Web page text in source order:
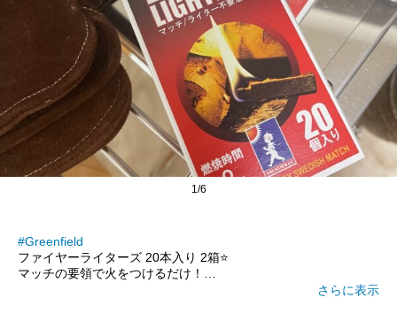
1/6
#Greenfield
ファイヤーライターズ 20本入り 2箱⭐️
マッチの要領で火をつけるだけ！
さらに表示